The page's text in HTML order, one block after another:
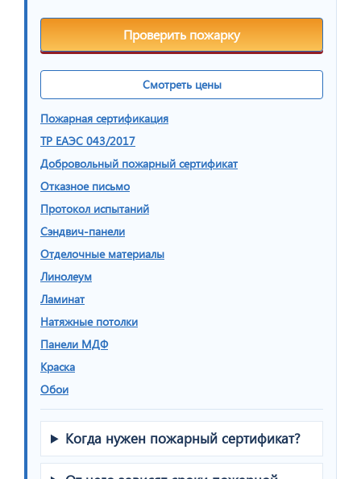
Проверить пожарку
Смотреть цены
Пожарная сертификация
ТР ЕАЭС 043/2017
Добровольный пожарный сертификат
Отказное письмо
Протокол испытаний
Сэндвич-панели
Отделочные материалы
Линолеум
Ламинат
Натяжные потолки
Панели МДФ
Краска
Обои
Когда нужен пожарный сертификат?